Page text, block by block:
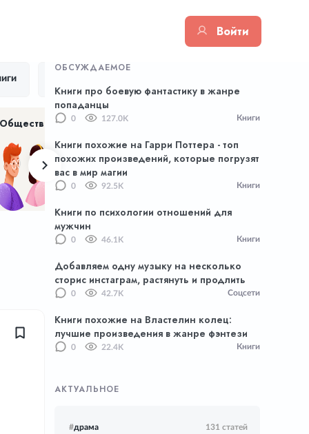
Войти
Общество Хенд Мейд
ОБСУЖДАЕМОЕ
Книги про боевую фантастику в жанре
попаданцы
0 127.0K Книги
Книги похожие на Гарри Поттера - топ
похожих произведений, которые погрузят
вас в мир магии
0 92.5K Книги
Книги по психологии отношений для
мужчин
0 46.1K Книги
Добавляем одну музыку на несколько
сторис инстаграм, растянуть и продлить
0 42.7K Соцсети
Книги похожие на Властелин колец:
лучшие произведения в жанре фэнтези
0 22.4K Книги
АКТУАЛЬНОЕ
#драма 131 статей